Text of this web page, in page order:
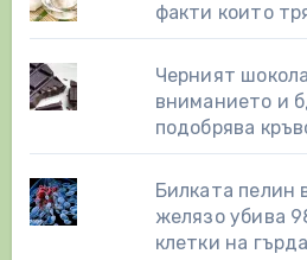
факти които
Черният
вниманието и
подобрява
Билката пелин
желязо убива
клетки на